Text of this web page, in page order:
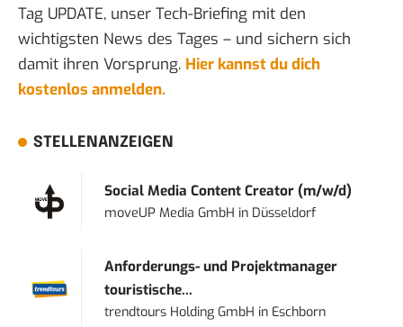
Tag UPDATE, unser Tech-Briefing mit den
wichtigsten News des Tages – und sichern sich
damit ihren Vorsprung. Hier kannst du dich
kostenlos anmelden.
STELLENANZEIGEN
Social Media Content Creator (m/w/d)
moveUP Media GmbH in Düsseldorf
Anforderungs- und Projektmanager
touristische...
trendtours Holding GmbH in Eschborn